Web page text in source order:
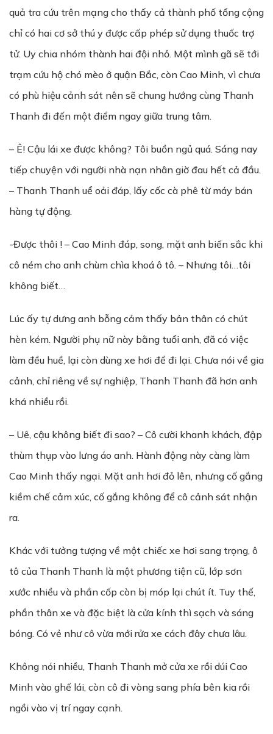
quả tra cứu trên mạng cho thấy cả thành phố tổng cộng
chỉ có hai cơ sở thú y được cấp phép sử dụng thuốc trợ
tử. Uy chia nhóm thành hai đội nhỏ. Một mình gã sẽ tới
trạm cứu hộ chó mèo ở quận Bắc, còn Cao Minh, vì chưa
có phù hiệu cảnh sát nên sẽ chung hướng cùng Thanh
Thanh đi đến một điểm ngay giữa trung tâm.
– Ê! Cậu lái xe được không? Tôi buồn ngủ quá. Sáng nay
tiếp chuyện với người nhà nạn nhân giờ đau hết cả đầu.
– Thanh Thanh uể oải đáp, lấy cốc cà phê từ máy bán
hàng tự động.
-Được thôi ! – Cao Minh đáp, song, mặt anh biến sắc khi
cô ném cho anh chùm chìa khoá ô tô. – Nhưng tôi…tôi
không biết…
Lúc ấy tự dưng anh bỗng cảm thấy bản thân có chút
hèn kém. Người phụ nữ này bằng tuổi anh, đã có việc
làm đều huề, lại còn dùng xe hơi để đi lại. Chưa nói về gia
cảnh, chỉ riêng về sự nghiệp, Thanh Thanh đã hơn anh
khá nhiều rồi.
– Uê, cậu không biết đi sao? – Cô cười khanh khách, đập
thùm thụp vào lưng áo anh. Hành động này càng làm
Cao Minh thấy ngại. Mặt anh hơi đỏ lên, nhưng cố gắng
kiềm chế cảm xúc, cố gắng không để cô cảnh sát nhận
ra.
Khác với tưởng tượng về một chiếc xe hơi sang trọng, ô
tô của Thanh Thanh là một phương tiện cũ, lớp sơn
xước nhiều và phần cốp còn bị móp lại chút ít. Tuy thế,
phần thân xe và đặc biệt là cửa kính thì sạch và sáng
bóng. Có vẻ như cô vừa mới rửa xe cách đây chưa lâu.
Không nói nhiều, Thanh Thanh mở cửa xe rồi dúi Cao
Minh vào ghế lái, còn cô đi vòng sang phía bên kia rồi
ngồi vào vị trí ngay cạnh.